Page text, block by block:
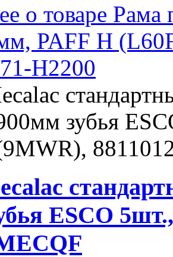
о товаре
PAFF H
H2200
ESCO